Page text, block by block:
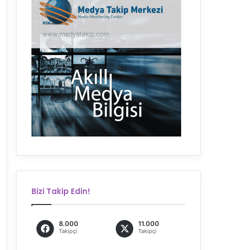
Bizi Takip Edin!
8.000
Takipçi
11.000
Takipçi